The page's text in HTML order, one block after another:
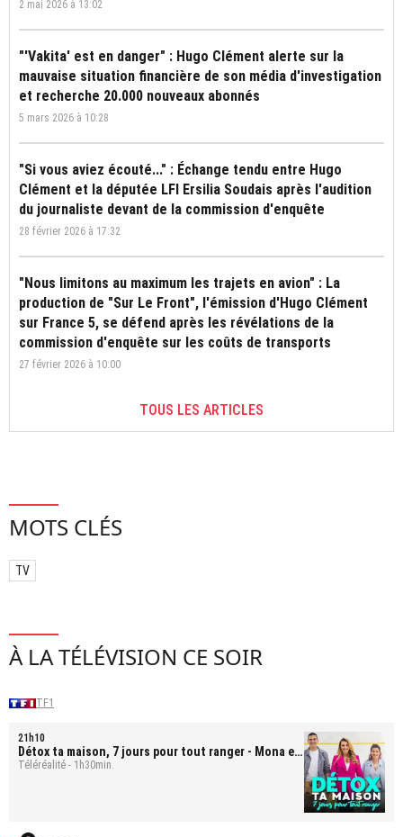
2 mai 2026 à 13:02
"'Vakita' est en danger" : Hugo Clément alerte sur la
mauvaise situation financière de son média d'investigation
et recherche 20.000 nouveaux abonnés
5 mars 2026 à 10:28
"Si vous aviez écouté..." : Échange tendu entre Hugo
Clément et la députée LFI Ersilia Soudais après l'audition
du journaliste devant de la commission d'enquête
28 février 2026 à 17:32
"Nous limitons au maximum les trajets en avion" : La
production de "Sur Le Front", l'émission d'Hugo Clément
sur France 5, se défend après les révélations de la
commission d'enquête sur les coûts de transports
27 février 2026 à 10:00
TOUS LES ARTICLES
MOTS CLÉS
TV
À LA TÉLÉVISION CE SOIR
TF1
21h10
Détox ta maison, 7 jours pour tout ranger - Mona et
Bastien
Téléréalité - 1h30min.